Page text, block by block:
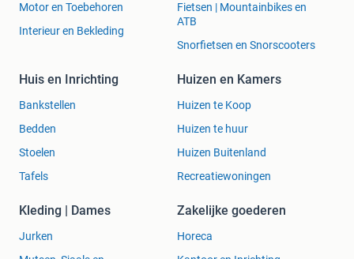
Motor en Toebehoren
Interieur en Bekleding
Fietsen | Mountainbikes en
ATB
Snorfietsen en Snorscooters
Huis en Inrichting
Bankstellen
Bedden
Stoelen
Tafels
Huizen en Kamers
Huizen te Koop
Huizen te huur
Huizen Buitenland
Recreatiewoningen
Kleding | Dames
Jurken
Zakelijke goederen
Horeca